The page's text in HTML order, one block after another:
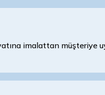
imalattan müşteriye